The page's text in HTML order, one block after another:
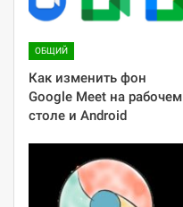
ОБЩИЙ
Как изменить фон
Google Meet на рабочем
столе и Android